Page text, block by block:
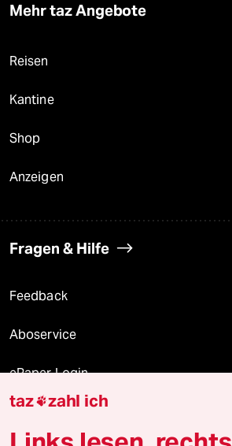
Mehr taz Angebote
Reisen
Kantine
Shop
Anzeigen
Fragen & Hilfe
Feedback
Aboservice
ePaper Login
Downloads für Abonnierende
taz zahl ich